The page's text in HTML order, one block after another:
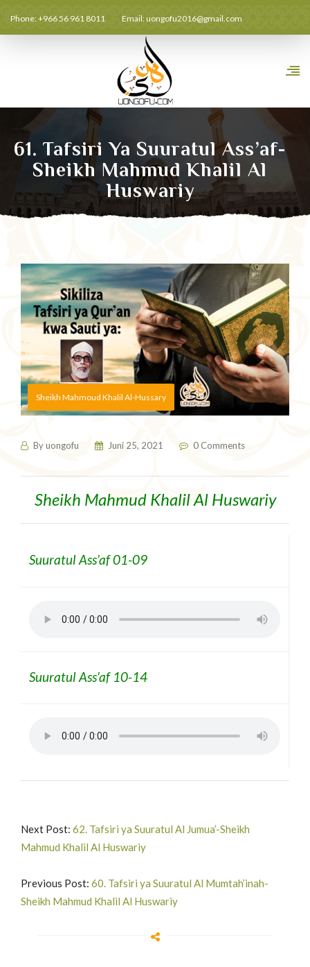
Phone: +966 56 961 8011 Email:uongofu2016@gmail.com
61. Tafsiri Ya Suuratul Ass’af-
Sheikh Mahmud Khalil Al
Huswariy
Sheikh Mahmoud Khalil Al-Hussary
Byuongofu Juni 25, 2021 0 Comments
Sheikh Mahmud Khalil Al Huswariy
Suuratul Ass’af 01-09
Suuratul Ass’af 10-14
Next Post: 62. Tafsiri ya Suuratul Al Jumua’-Sheikh
Mahmud Khalil Al Huswariy
Previous Post: 60. Tafsiri ya Suuratul Al Mumtah’inah-
Sheikh Mahmud Khalil Al Huswariy